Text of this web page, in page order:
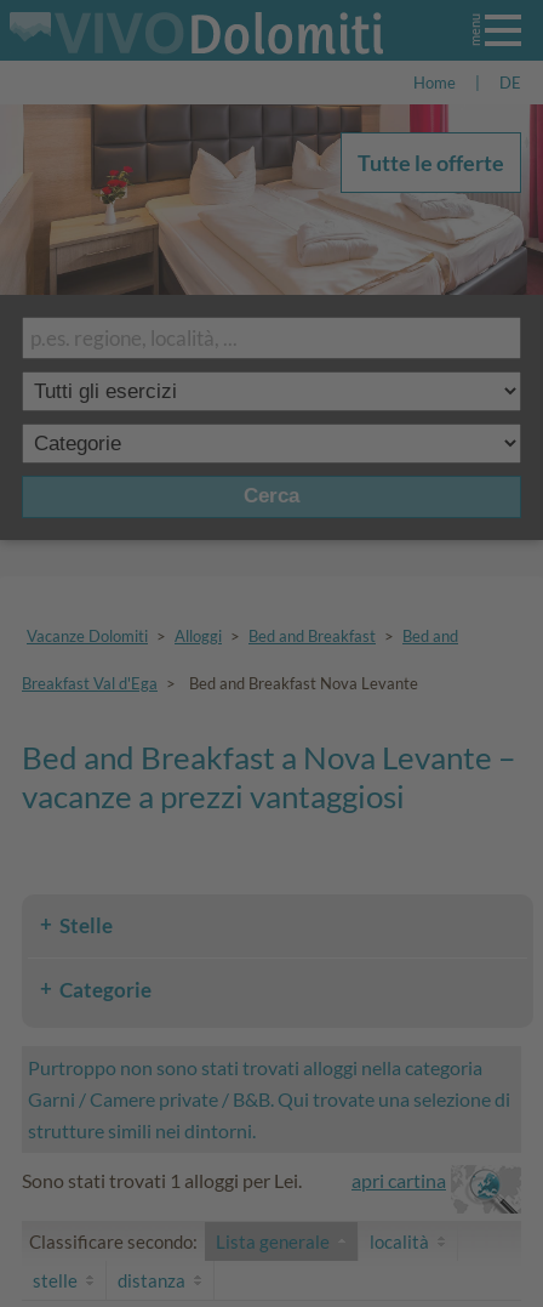
Home DE
Cerca
Tutte le offerte
Vacanze Dolomiti > Alloggi > Bed and Breakfast > Bed and
Breakfast Val d'Ega > Bed and Breakfast Nova Levante
Bed and Breakfast a Nova Levante –
vacanze a prezzi vantaggiosi
Stelle
Categorie
Purtroppo non sono stati trovati alloggi nella categoria
Garni / Camere private / B&B. Qui trovate una selezione di
strutture simili nei dintorni.
apri cartina
Sono stati trovati 1 alloggi per Lei.
Classificare secondo: Lista generale
località
stelle
distanza